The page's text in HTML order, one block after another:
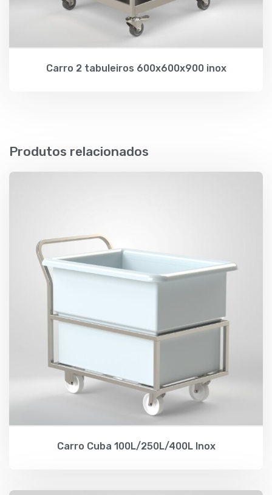
Carro 2 tabuleiros 600x600x900 inox
Produtos relacionados
Carro Cuba 100L/250L/400L Inox